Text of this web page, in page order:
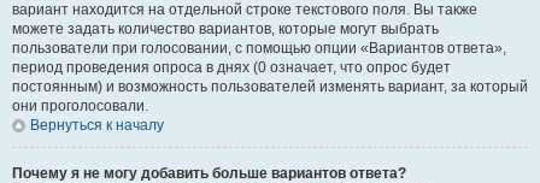
вариант находится на отдельной строке текстового поля. Вы также
можете задать количество вариантов, которые могут выбрать
пользователи при голосовании, с помощью опции «Вариантов ответа»,
период проведения опроса в днях (0 означает, что опрос будет
постоянным) и возможность пользователей изменять вариант, за который
они проголосовали.
Вернуться к началу
Почему я не могу добавить больше вариантов ответа?